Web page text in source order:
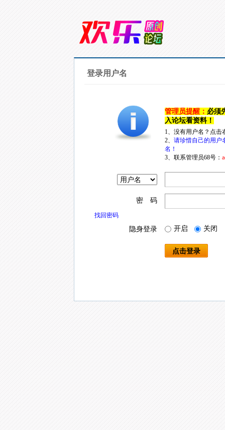
登录用户名
管理员提醒： 必须
入论坛看资料！
1、没有用户名？点
2、 请珍惜自己的用户
名！
3、联系管理员68号：
密 码
找回密码
隐身登录 开启 关闭
点击登录